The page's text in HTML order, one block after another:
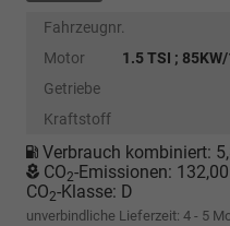
Fahrzeugnr.
Motor
1.5 TSI ;
Getriebe
Kraftstoff
Verbrauch kombiniert:
CO2-Emissionen:
CO2-Klasse: D
unverbindliche Lieferzeit: 4 - 5